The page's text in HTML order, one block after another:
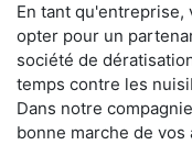
En tant qu'entreprise,
opter pour un
société de
temps contre les
Dans notre
bonne marche de